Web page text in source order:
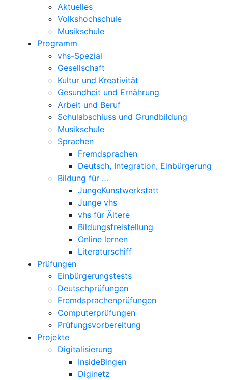
Aktuelles
Volkshochschule
Musikschule
Programm
vhs-Spezial
Gesellschaft
Kultur und Kreativität
Gesundheit und Ernährung
Arbeit und Beruf
Schulabschluss und Grundbildung
Musikschule
Sprachen
Fremdsprachen
Deutsch, Integration, Einbürgerung
Bildung für …
JungeKunstwerkstatt
Junge vhs
vhs für Ältere
Bildungsfreistellung
Online lernen
Literaturschiff
Prüfungen
Einbürgerungstests
Deutschprüfungen
Fremdsprachenprüfungen
Computerprüfungen
Prüfungsvorbereitung
Projekte
Digitalisierung
InsideBingen
Diginetz